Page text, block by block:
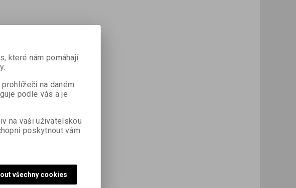
které nám pomáhají
na daném
podle vás a je
na vaši uživatelskou
poskytnout vám
všechny cookies